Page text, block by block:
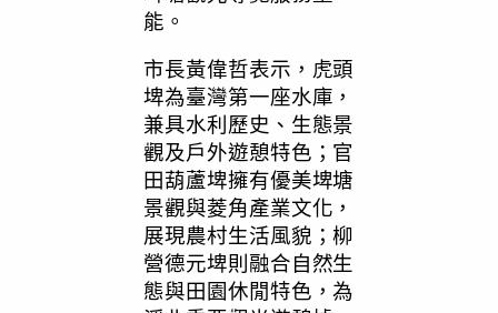
能。
市長黃偉哲表示，虎頭
埤為臺灣第一座水庫，
兼具水利歷史、生態景
觀及戶外遊憩特色；官
田葫蘆埤擁有優美埤塘
景觀與菱角產業文化，
展現農村生活風貌；柳
營德元埤則融合自然生
態與田園休閒特色，為